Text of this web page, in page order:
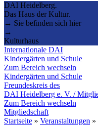
DAI Heidelberg.
Das Haus der Kultur.
→ Sie befinden sich hier
→
Kulturhaus
Internationale DAI
Kindergärten und Schule
Zum Bereich wechseln
Kindergärten und Schule
Freundeskreis des
DAI Heidelberg e. V. /
Zum Bereich wechseln
Mitgliedschaft
Startseite » Veranstaltungen »